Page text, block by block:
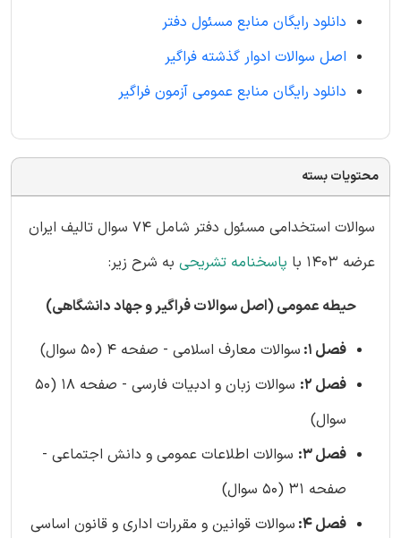
دانلود رایگان منابع مسئول دفتر
اصل سوالات ادوار گذشته فراگیر
دانلود رایگان منابع عمومی آزمون فراگیر
محتویات بسته
سوالات استخدامی مسئول دفتر شامل 74 سوال تالیف ایران
عرضه 1403 با
پاسخنامه تشریحی به شرح زیر:
حیطه عمومی (اصل سوالات فراگیر و جهاد دانشگاهی)
فصل 1:
سوالات معارف اسلامی - صفحه 4 (50 سوال)
فصل 2:
سوالات زبان و ادبیات فارسی - صفحه 18 (50
سوال)
فصل 3:
سوالات اطلاعات عمومی و دانش اجتماعی -
صفحه 31 (50 سوال)
فصل 4:
سوالات قوانین و مقررات اداری و قانون اساسی